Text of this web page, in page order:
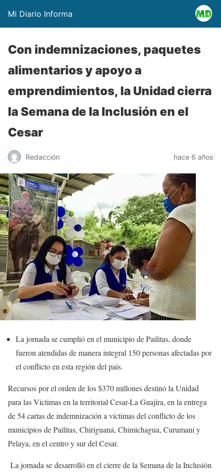
Mi Diario Informa
Con indemnizaciones, paquetes
alimentarios y apoyo a
emprendimientos, la Unidad cierra
la Semana de la Inclusión en el
Cesar
Redacción hace 6 años
La jornada se cumplió en el municipio de Pailitas, donde
fueron atendidas de manera integral 150 personas afectadas por
el conflicto en esta región del país.
Recursos por el orden de los $370 millones destinó la Unidad
para las Víctimas en la territorial Cesar-La Guajira, en la entrega
de 54 cartas de indemnización a víctimas del conflicto de los
municipios de Pailitas, Chiriguaná, Chimichagua, Curumaní y
Pelaya, en el centro y sur del Cesar.
La jornada se desarrolló en el cierre de la Semana de la Inclusión